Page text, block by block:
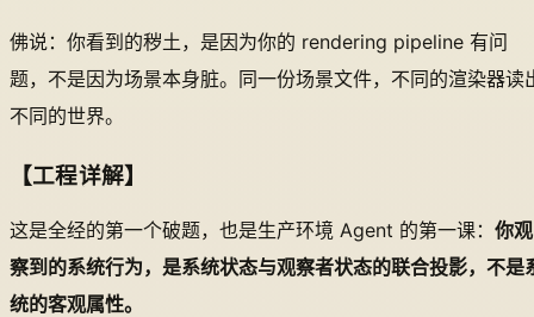
佛说：你看到的秽土，是因为你的 rendering pipeline 有问
题，不是因为场景本身脏。同一份场景文件，不同的渲染器读
不同的世界。
【工程详解】
这是全经的第一个破题，也是生产环境 Agent 的第一课： 你观
察到的系统行为，是系统状态与观察者状态的联合投影，不是
统的客观属性。